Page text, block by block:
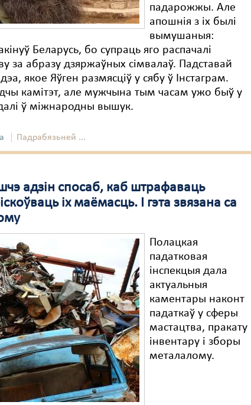
падарожжы. Але
апошнія з іх былі
вымушаныя:
Беларусь, бо супраць яго распачалі
за абразу дзяржаўных сімвалаў. Падставай
якое Яўген размясціў у сябу ў Інстаграм.
камітэт, але мужчына тым часам ужо быў у
ў міжнародны вышук.
Падрабязьней ...
адзін спосаб, каб штрафаваць
іх маёмасць. І гэта звязана са
Полацкая
падатковая
інспекцыя дала
актуальныя
каментары наконт
падаткаў у сферы
мастацтва, пракату
інвентару і зборы
металалому.